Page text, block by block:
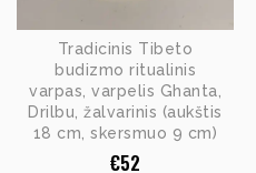
Tradicinis Tibeto
budizmo ritualinis
varpas, varpelis Ghanta,
Drilbu, žalvarinis (aukštis
18 cm, skersmuo 9 cm)
€52